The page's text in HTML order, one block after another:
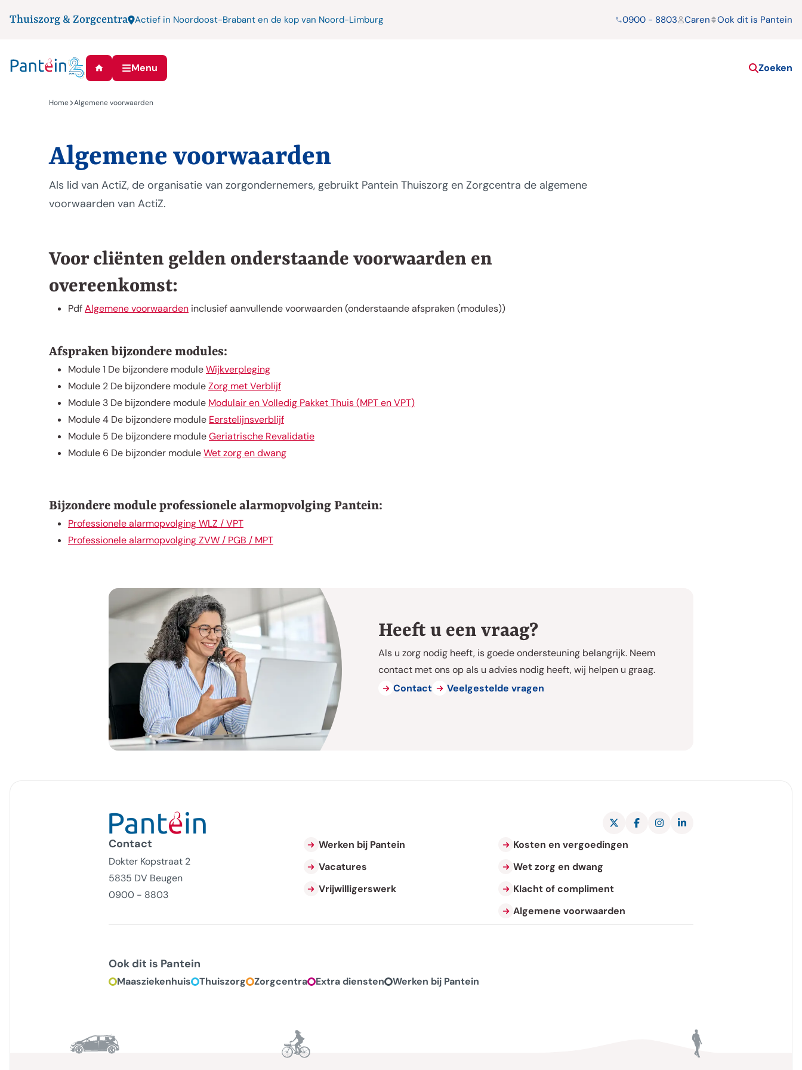
Thuiszorg & Zorgcentra Actief in Noordoost-Brabant en de kop van Noord-Limburg 0900 - 8803 Caren Ook dit is Pantein
Menu Zoeken
Home Algemene voorwaarden
Algemene voorwaarden
Als lid van ActiZ, de organisatie van zorgondernemers, gebruikt Pantein Thuiszorg en Zorgcentra de algemene
voorwaarden van ActiZ.
Voor cliënten gelden onderstaande voorwaarden en
overeenkomst:
PdfAlgemene voorwaarden inclusief aanvullende voorwaarden (onderstaande afspraken (modules))
Afspraken bijzondere modules:
Module 1 De bijzondere moduleWijkverpleging
Module 2 De bijzondere moduleZorg met Verblijf
Module 3 De bijzondere module Modulair en Volledig Pakket Thuis (MPT en VPT)
Module 4 De bijzondere module Eerstelijnsverblijf
Module 5 De bijzondere moduleGeriatrische Revalidatie
Module 6 De bijzonder moduleWet zorg en dwang
Bijzondere module professionele alarmopvolging Pantein:
Professionele alarmopvolging WLZ / VPT
Professionele alarmopvolging ZVW / PGB / MPT
Heeft u een vraag?
Als u zorg nodig heeft, is goede ondersteuning belangrijk. Neem
contact met ons op als u advies nodig heeft, wij helpen u graag.
Contact
Veelgestelde vragen
X Pantein Zorggroep
Facebook Pantein Zorggroep
Instagram Pantein Zorggroep
LinkedIn Pantein Zorggroep
Contact
Dokter Kopstraat 2
5835 DV Beugen
0900 - 8803
Werken bij Pantein
Vacatures
Vrijwilligerswerk
Kosten en vergoedingen
Wet zorg en dwang
Klacht of compliment
Algemene voorwaarden
Ook dit is Pantein
Maasziekenhuis Thuiszorg Zorgcentra Extra diensten Werken bij Pantein